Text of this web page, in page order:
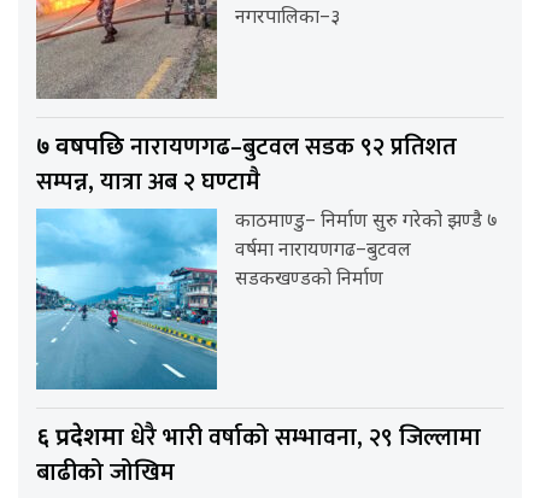
नगरपालिका–३
७ वर्षपछिनारायणगढ–बुटवल सडक ९२ प्रतिशत
सम्पन्न, यात्रा अब २ घण्टामै
काठमाण्डु– निर्माण सुरु गरेको झण्डै ७
वर्षमा नारायणगढ–बुटवल
सडकखण्डको निर्माण
६ प्रदेशमा धेरै भारी वर्षाको सम्भावना, २९ जिल्लामा
बाढीको जोखिम